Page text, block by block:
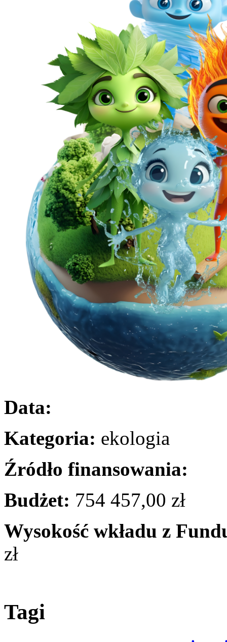
Data:
Kategoria: ekologia
Źródło finansowania:
Budżet: 754 457,00 zł
Wysokość wkładu z
zł
Tagi